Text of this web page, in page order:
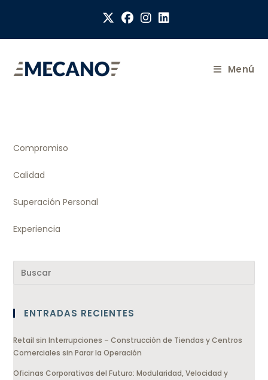
Menú
Compromiso
Calidad
Superación Personal
Experiencia
ENTRADAS RECIENTES
Retail sin Interrupciones – Construcción de Tiendas y Centros
Comerciales sin Parar la Operación
Oficinas Corporativas del Futuro: Modularidad, Velocidad y